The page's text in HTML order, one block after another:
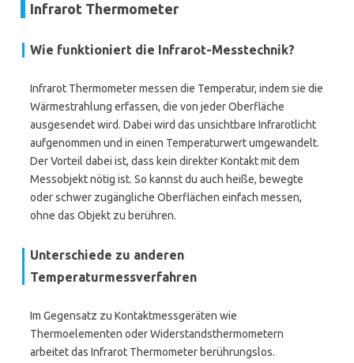
Infrarot Thermometer
Wie funktioniert die Infrarot-Messtechnik?
Infrarot Thermometer messen die Temperatur, indem sie die
Wärmestrahlung erfassen, die von jeder Oberfläche
ausgesendet wird. Dabei wird das unsichtbare Infrarotlicht
aufgenommen und in einen Temperaturwert umgewandelt.
Der Vorteil dabei ist, dass kein direkter Kontakt mit dem
Messobjekt nötig ist. So kannst du auch heiße, bewegte
oder schwer zugängliche Oberflächen einfach messen,
ohne das Objekt zu berühren.
Unterschiede zu anderen
Temperaturmessverfahren
Im Gegensatz zu Kontaktmessgeräten wie
Thermoelementen oder Widerstandsthermometern
arbeitet das Infrarot Thermometer berührungslos.